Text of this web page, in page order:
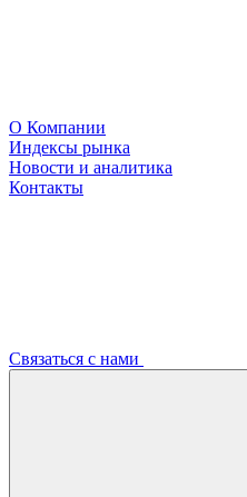
О Компании
Индексы рынка
Новости и аналитика
Контакты
Связаться с нами